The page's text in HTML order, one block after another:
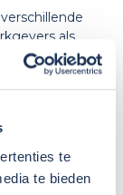
te
te bieden
als
de
zijn er
veilige